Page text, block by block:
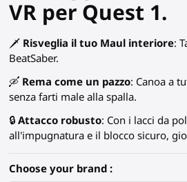
VR per Quest 1.
🗡️ Risveglia il tuo Maul interiore:
BeatSaber.
🛶 Rema come un pazzo: Canoa a
senza farti male alla spalla.
🔒 Attacco robusto: Con i lacci da
all'impugnatura e il blocco sicuro,
Choose your brand :